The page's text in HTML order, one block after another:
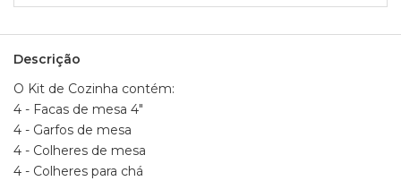
Descrição
O Kit de Cozinha contém:
4 - Facas de mesa 4"
4 - Garfos de mesa
4 - Colheres de mesa
4 - Colheres para chá